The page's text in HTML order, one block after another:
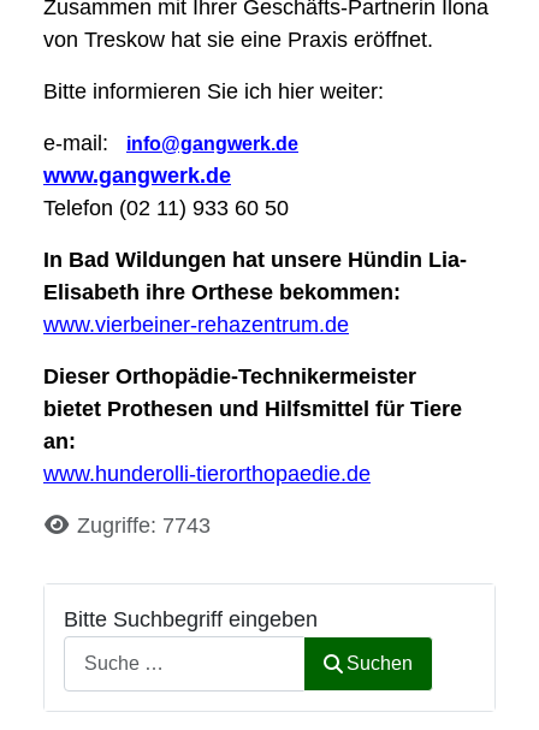
Bitte Suchbegriff eingeben
Suchen
Zusammen mit Ihrer Geschäfts-Partnerin Ilona
von Treskow hat sie eine Praxis eröffnet.
Bitte informieren Sie ich hier weiter:
e-mail: info@gangwerk.de
www.gangwerk.de
Telefon (02 11) 933 60 50
In Bad Wildungen hat unsere Hündin Lia-
Elisabeth ihre Orthese bekommen:
www.vierbeiner-rehazentrum.de
Dieser Orthopädie-Technikermeister
bietet Prothesen und Hilfsmittel für Tiere
an:
www.hunderolli-tierorthopaedie.de
DetailsZugriffe: 7743